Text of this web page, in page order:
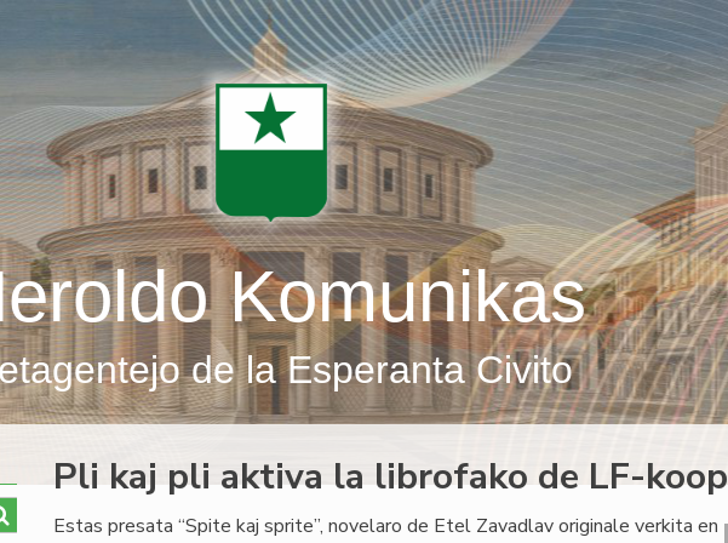
Komunikas
de la Esperanta Civito
Pli kaj pli aktiva la librofako de LF-koop
Estas presata “Spite kaj sprite”, novelaro de Etel Zavadlav originale verkita en